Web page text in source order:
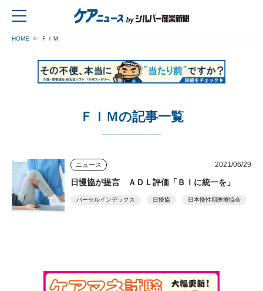
HOME ＦＩＭ
ＦＩＭの記事一覧
ニュース 2021/06/29
日慢協が提言 ＡＤＬ評価「ＢＩに統一を」
バーセルインデックス 日慢協 日本慢性期医療協会